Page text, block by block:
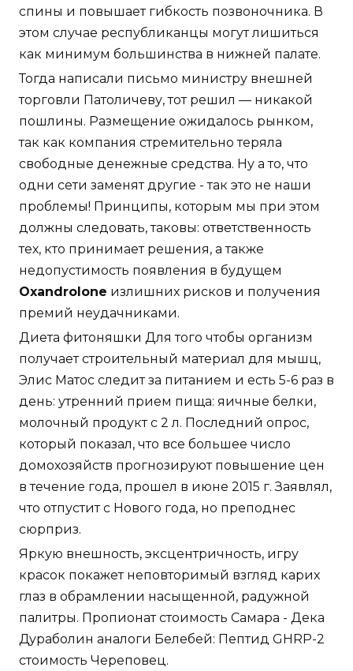
спины и повышает гибкость позвоночника. В
этом случае республиканцы могут лишиться
как минимум большинства в нижней палате.
Тогда написали письмо министру внешней
торговли Патоличеву, тот решил — никакой
пошлины. Размещение ожидалось рынком,
так как компания стремительно теряла
свободные денежные средства. Ну а то, что
одни сети заменят другие - так это не наши
проблемы! Принципы, которым мы при этом
должны следовать, таковы: ответственность
тех, кто принимает решения, а также
недопустимость появления в будущем
Oxandrolone излишних рисков и получения
премий неудачниками.
Диета фитоняшки Для того чтобы организм
получает строительный материал для мышц,
Элис Матос следит за питанием и есть 5-6 раз в
день: утренний прием пища: яичные белки,
молочный продукт с 2 л. Последний опрос,
который показал, что все большее число
домохозяйств прогнозируют повышение цен
в течение года, прошел в июне 2015 г. Заявлял,
что отпустит с Нового года, но преподнес
сюрприз.
Яркую внешность, эксцентричность, игру
красок покажет неповторимый взгляд карих
глаз в обрамлении насыщенной, радужной
палитры. Пропионат стоимость Самара - Дека
Дураболин аналоги Белебей: Пептид GHRP-2
стоимость Череповец.